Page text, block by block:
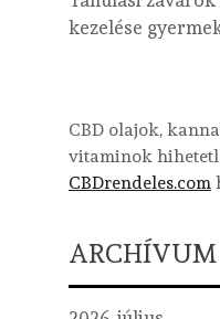
kezelése
CBD olajok,
vitaminok
CBDrendeles.com
ARCHÍVUM